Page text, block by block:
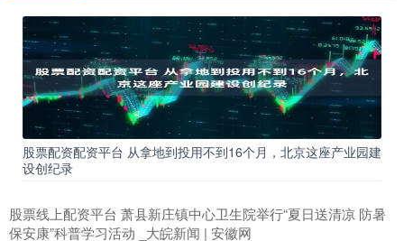
股票配资配资平台 从拿地到投用不到16个月，北京这座产业园建
设创纪录
股票线上配资平台 萧县新庄镇中心卫生院举行“夏日送清凉 防暑
保安康”科普学习活动 _大皖新闻 | 安徽网